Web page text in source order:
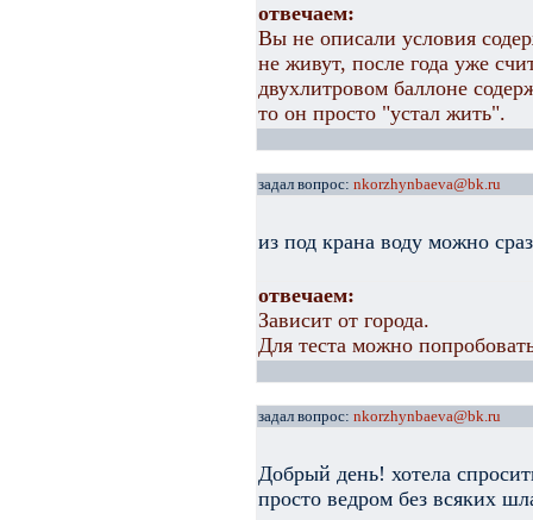
отвечаем:
Вы не описали условия
не живут, после года уже
двухлитровом баллоне
то он просто "устал жить".
задал вопрос: nkorzhynbaeva@bk.ru
из под крана воду можно
отвечаем:
Зависит от города.
Для теста можно
задал вопрос: nkorzhynbaeva@bk.ru
Добрый день! хотела
просто ведром без всяких